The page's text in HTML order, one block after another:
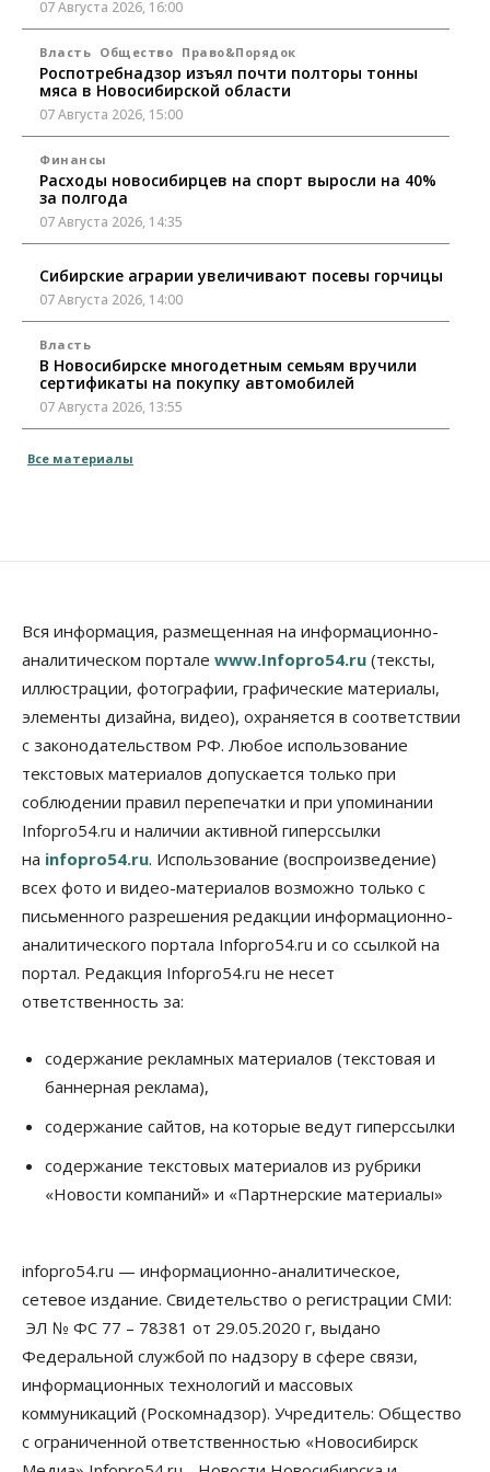
07 Августа 2026, 16:00
Власть Общество Право&Порядок
Роспотребнадзор изъял почти полторы тонны
мяса в Новосибирской области
07 Августа 2026, 15:00
Финансы
Расходы новосибирцев на спорт выросли на 40%
за полгода
07 Августа 2026, 14:35
Сибирские аграрии увеличивают посевы горчицы
07 Августа 2026, 14:00
Власть
В Новосибирске многодетным семьям вручили
сертификаты на покупку автомобилей
07 Августа 2026, 13:55
Треть автовладельцев в Новосибирской области
07 Августа 2026, 12:35
Общество
Синоптики рассказали о погоде в Новосибирске
на выходных
07 Августа 2026, 12:00
Жители Новосибирска смогут добровольно
повысить свою пенсию
07 Августа 2026, 11:30
Общество
Деньгами будут распоряжаться дети: в десяти
школах Новосибирской области введут
инициативное бюджетирование
07 Августа 2026, 11:00
заключили под стражу
07 Августа 2026, 10:15
Общество
Новосибирской области, но режима ЧС не будет
07 Августа 2026, 10:00
выстраивают системы защиты от атак БПЛА
07 Августа 2026, 09:00
По «Сибэлектротерму» выдали исполнительные
листы на полмиллиарда рублей
07 Августа 2026, 08:00
Бизнес Власть Медицина Общество
Все материалы
Вся информация, размещенная на информационно-
аналитическом портале www.Infopro54.ru (тексты,
иллюстрации, фотографии, графические материалы,
элементы дизайна, видео), охраняется в соответствии
с законодательством РФ. Любое использование
текстовых материалов допускается только при
соблюдении правил перепечатки и при упоминании
Infopro54.ru и наличии активной гиперссылки
на infopro54.ru. Использование (воспроизведение)
всех фото и видео-материалов возможно только с
письменного разрешения редакции информационно-
аналитического портала Infopro54.ru и со ссылкой на
портал. Редакция Infopro54.ru не несет
ответственность за:
содержание рекламных материалов (текстовая и
баннерная реклама),
содержание сайтов, на которые ведут гиперссылки
содержание текстовых материалов из рубрики
«Новости компаний» и «Партнерские материалы»
infopro54.ru — информационно-аналитическое,
сетевое издание. Свидетельство о регистрации СМИ:
ЭЛ № ФС 77 – 78381 от 29.05.2020 г, выдано
Федеральной службой по надзору в сфере связи,
информационных технологий и массовых
коммуникаций (Роскомнадзор). Учредитель: Общество
с ограниченной ответственностью «Новосибирск